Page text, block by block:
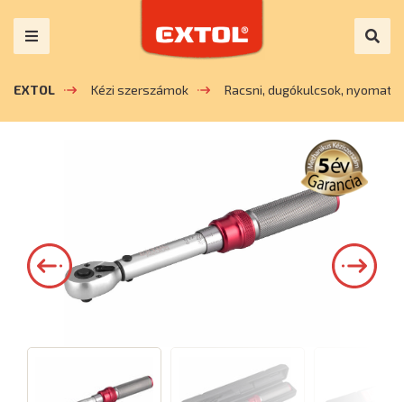
EXTOL Kézi szerszámok Racsni, dugókulcsok,